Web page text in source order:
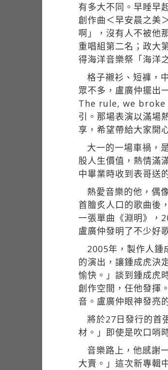
有多大不同。早睡早
創作曲＜早安晨之美
啊」，沒有人不被他
重唱組第二名；政大
得海洋音樂祭「海洋
格子襯衫、短褲，
眾不多，盧廣仲擺出
The rule, we broke
引。那場表演以滿場
享，希望帶給大家開
大一的一場車禍，
股人生價值，熱情滿
中畢業時收到表哥送
熱愛音樂的他，偶
首膾炙人口的歌曲後
一張單曲《淵明》，
盧廣仲發明了不少好
2005年，製作人鍾
的演出，讓鍾成虎決
愉快。」談到鍾成虎
創作空間，任他發揮
音。盧廣仲眼神發亮
將於27日發行的首
材。」即使是吹口哨
音樂路上，他感謝
大賣。」這次新專輯